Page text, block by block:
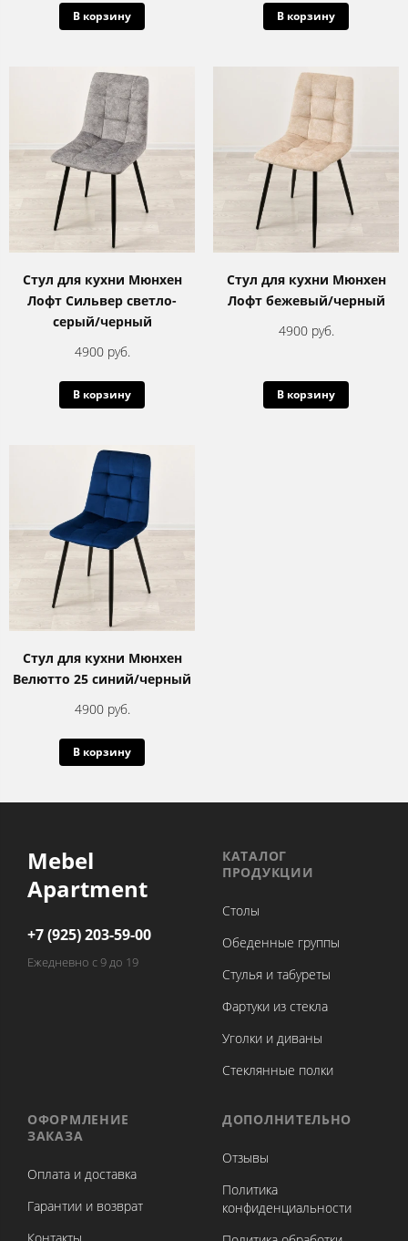
В корзину В корзину
Стул для кухни Мюнхен
Лофт Сильвер светло-
серый/черный
4900 руб.
В корзину
Стул для кухни Мюнхен
Лофт бежевый/черный
4900 руб.
В корзину
Стул для кухни Мюнхен
Велютто 25 синий/черный
4900 руб.
В корзину
Mebel
Apartment
+7 (925) 203-59-00
Ежедневно с 9 до 19
КАТАЛОГ
ПРОДУКЦИИ
Столы
Обеденные группы
Стулья и табуреты
Фартуки из стекла
Уголки и диваны
Стеклянные полки
ОФОРМЛЕНИЕ
ЗАКАЗА
Оплата и доставка
Гарантии и возврат
ДОПОЛНИТЕЛЬНО
Отзывы
Политика
конфиденциальности